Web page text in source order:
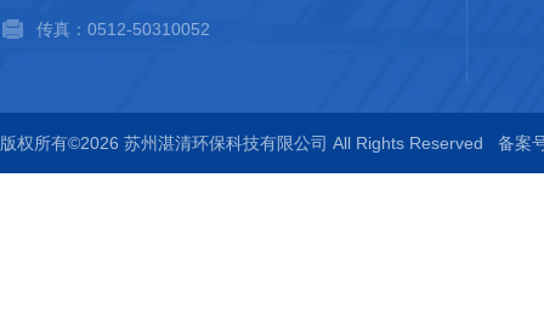
传真：0512-50310052
版权所有©2026 苏州湛清环保科技有限公司 All Rights Reserved 备案